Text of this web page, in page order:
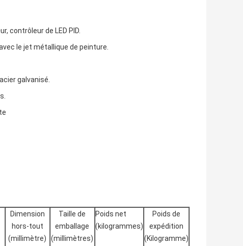
contrôleur de LED PID.
le jet métallique de peinture.
galvanisé.
Dimension
hors-tout
(millimètre)
Taille de
emballage
(millimètres)
Poids net
(kilogrammes)
Poids de
expédition
(Kilogramme)